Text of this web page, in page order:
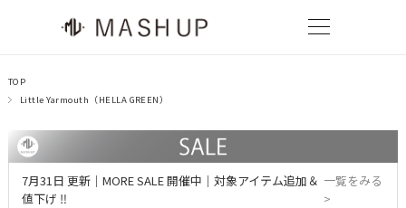
TOP
Little Yarmouth（HELLA GREEN）
7月31日 更新｜MORE SALE 開催中｜対象アイテム追加＆
値下げ ‼
一覧をみる
>